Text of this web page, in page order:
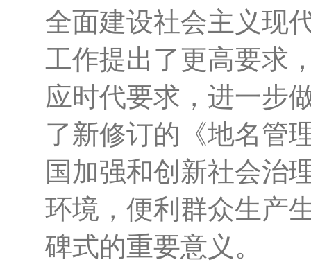
全面建设社会主义现
工作提出了更高要求
应时代要求，进一步
了新修订的《地名管
国加强和创新社会治
环境，便利群众生产
碑式的重要意义。